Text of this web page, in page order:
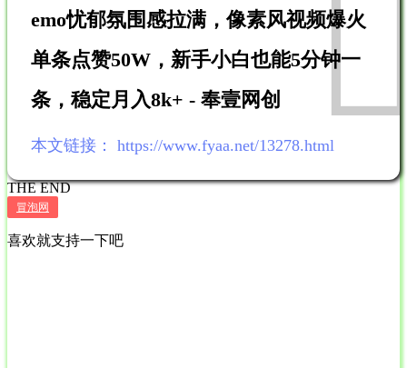
emo忧郁氛围感拉满，像素风视频爆火
单条点赞50W，新手小白也能5分钟一
条，稳定月入8k+ - 奉壹网创
本文链接： https://www.fyaa.net/13278.html
THE END
冒泡网
喜欢就支持一下吧